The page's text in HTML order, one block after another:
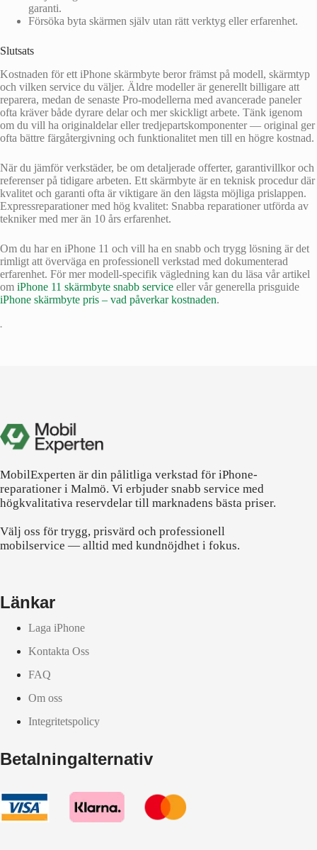
garanti.
Försöka byta skärmen själv utan rätt verktyg eller erfarenhet.
Slutsats
Kostnaden för ett iPhone skärmbyte beror främst på modell, skärmtyp
och vilken service du väljer. Äldre modeller är generellt billigare att
reparera, medan de senaste Pro-modellerna med avancerade paneler
ofta kräver både dyrare delar och mer skickligt arbete. Tänk igenom
om du vill ha originaldelar eller tredjepartskomponenter — original ger
ofta bättre färgåtergivning och funktionalitet men till en högre kostnad.
När du jämför verkstäder, be om detaljerade offerter, garantivillkor och
referenser på tidigare arbeten. Ett skärmbyte är en teknisk procedur där
kvalitet och garanti ofta är viktigare än den lägsta möjliga prislappen.
Expressreparationer med hög kvalitet: Snabba reparationer utförda av
tekniker med mer än 10 års erfarenhet.
Om du har en iPhone 11 och vill ha en snabb och trygg lösning är det
rimligt att överväga en professionell verkstad med dokumenterad
erfarenhet. För mer modell-specifik vägledning kan du läsa vår artikel
om iPhone 11 skärmbyte snabb service eller vår generella prisguide
iPhone skärmbyte pris – vad påverkar kostnaden.
•
MobilExperten är din pålitliga verkstad för iPhone-
reparationer i Malmö. Vi erbjuder snabb service med
högkvalitativa reservdelar till marknadens bästa priser.
Välj oss för trygg, prisvärd och professionell
mobilservice — alltid med kundnöjdhet i fokus.
Länkar
Laga iPhone
Kontakta Oss
FAQ
Om oss
Integritetspolicy
Betalningalternativ